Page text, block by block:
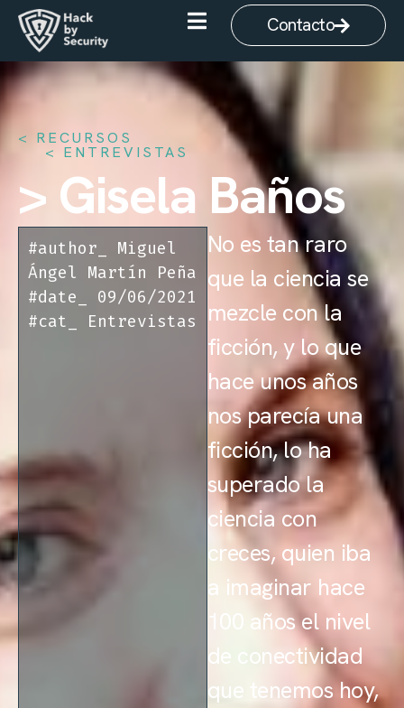
Contacto
< RECURSOS
ENTREVISTAS
> Gisela Baños
#author_
Miguel
Ángel Martín Peña
#date_
09/06/2021
#cat_
Entrevistas
No es tan raro
que la ciencia se
mezcle con la
ficción, y lo que
hace unos años
nos parecía una
ficción, lo ha
superado la
ciencia con
creces, quien iba
a imaginar hace
100 años el nivel
de conectividad
que tenemos hoy,